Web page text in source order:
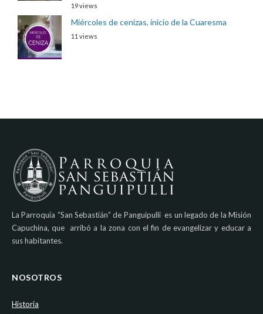
19 views
Miércoles de cenizas, inicio de la Cuaresma
11 views
La Parroquia “San Sebastián” de Panguipulli es un legado de la Misión
Capuchina, que arribó a la zona con el fin de evangelizar y educar a
sus habitantes.
NOSOTROS
Historia